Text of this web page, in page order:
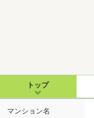
トップ
マンション名